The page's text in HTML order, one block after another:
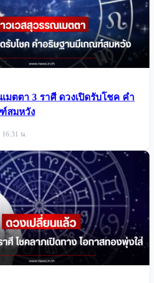
มตตา 3 ราศี ดวงเปิดรับโชค คำ
สมหวัง
16:31 น.